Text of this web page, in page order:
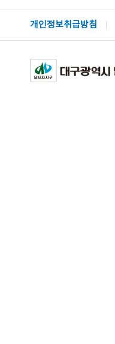
개인정보취급방침